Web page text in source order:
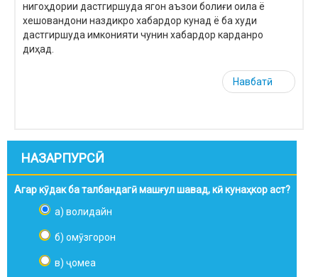
нигоҳдории дастгиршуда ягон аъзои болиғи оила ё
хешовандони наздикро хабардор кунад ё ба худи
дастгиршуда имконияти чунин хабардор карданро
диҳад.
Навбатӣ
НАЗАРПУРСӢ
Агар кӯдак ба талбандагӣ машғул шавад, кӣ кунаҳкор аст?
а) волидайн
б) омӯзгорон
в) ҷомеа